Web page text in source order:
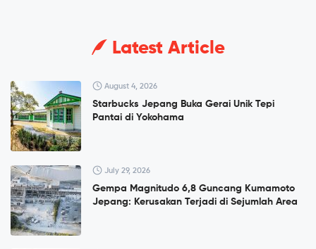
Latest Article
August 4, 2026
Starbucks Jepang Buka Gerai Unik Tepi
Pantai di Yokohama
July 29, 2026
Gempa Magnitudo 6,8 Guncang Kumamoto
Jepang: Kerusakan Terjadi di Sejumlah Area